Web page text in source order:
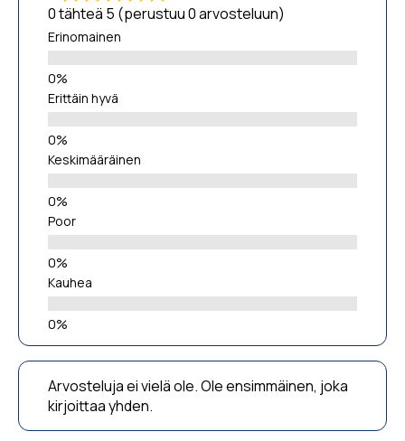
0 tähteä 5 (perustuu 0 arvosteluun)
Erinomainen
Erittäin hyvä
Keskimääräinen
Poor
Kauhea
Arvosteluja ei vielä ole. Ole ensimmäinen, joka
kirjoittaa yhden.